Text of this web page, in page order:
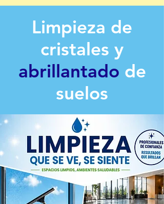
Limpieza de
cristales y
abrillantado de
suelos